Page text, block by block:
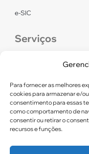
Para fornecer as melhores
cookies para armazenar e/
consentimento para essas
como comportamento de
consentir ou retirar o
recursos e funções.
e-SIC
Serviços
Links úteis
Certidão de Quitação
Parceiros CREF16